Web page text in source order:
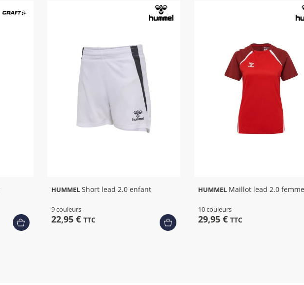
HUMMEL Short lead 2.0 enfant
9 couleurs
22,95 € TTC
HUMMEL Maillot lead 2.0 femme
10 couleurs
29,95 € TTC